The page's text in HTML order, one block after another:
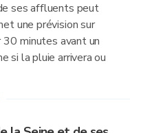
ses affluents peut
une prévision sur
30 minutes avant un
si la pluie arrivera ou